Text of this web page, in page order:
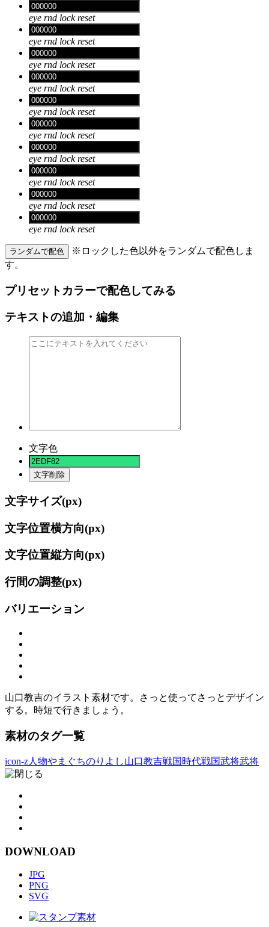
eye rnd lock reset
eye rnd lock reset
eye rnd lock reset
eye rnd lock reset
eye rnd lock reset
eye rnd lock reset
eye rnd lock reset
eye rnd lock reset
eye rnd lock reset
eye rnd lock reset
ランダムで配色
※ロックした色以外をランダムで配色しま
す。
プリセットカラーで配色してみる
テキストの追加・編集
文字色
文字削除
文字サイズ(px)
文字位置横方向(px)
文字位置縦方向(px)
行間の調整(px)
バリエーション
山口教吉のイラスト素材です。さっと使ってさっとデザイン
する。時短で行きましょう。
素材のタグ一覧
icon-z人物やまぐちのりよし山口教吉戦国時代戦国武将武将
DOWNLOAD
JPG
PNG
SVG